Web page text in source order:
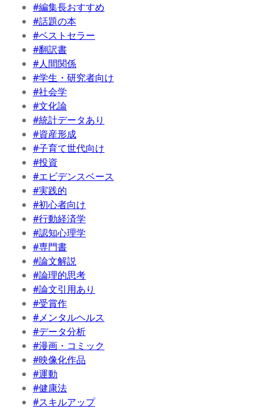
#編集長おすすめ
#話題の本
#ベストセラー
#翻訳書
#人間関係
#学生・研究者向け
#社会学
#文化論
#統計データあり
#資産形成
#子育て世代向け
#投資
#エビデンスベース
#実践的
#初心者向け
#行動経済学
#認知心理学
#専門書
#論文解説
#論理的思考
#論文引用あり
#受賞作
#メンタルヘルス
#データ分析
#漫画・コミック
#映像化作品
#運動
#健康法
#スキルアップ